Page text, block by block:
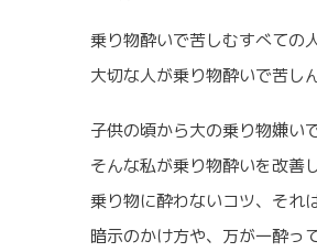
乗り物酔いで苦しむすべての
大切な人が乗り物酔いで苦し
子供の頃から大の乗り物嫌い
そんな私が乗り物酔いを改善
乗り物に酔わないコツ、そ
暗示のかけ方や、万が一酔っ